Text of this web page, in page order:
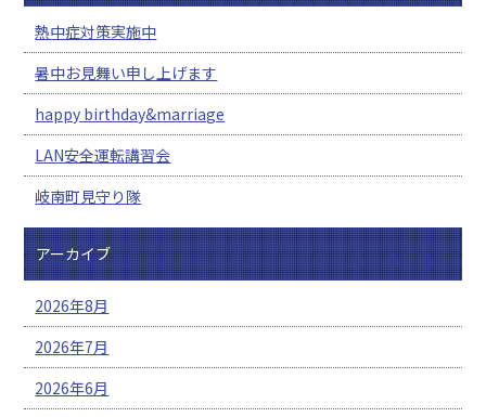
熱中症対策実施中
暑中お見舞い申し上げます
happy birthday&marriage
LAN安全運転講習会
岐南町見守り隊
アーカイブ
2026年8月
2026年7月
2026年6月